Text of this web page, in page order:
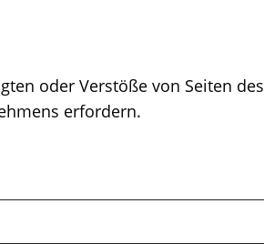
oder Verstöße von Seiten des
erfordern.